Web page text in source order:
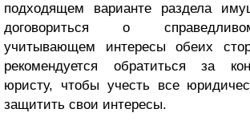
подходящем варианте раздела
договориться о
учитывающем интересы обеих
рекомендуется обратиться за
юристу, чтобы учесть все
защитить свои интересы.